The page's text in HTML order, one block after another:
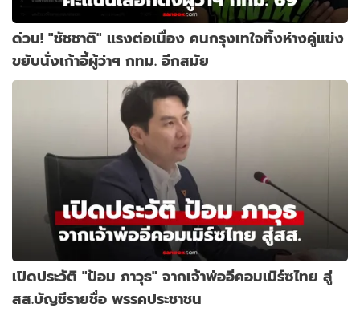
ด่วน! "ชัชชาติ" แรงต่อเนื่อง คนกรุงเทใจทิ้งห่างคู่แข่ง
ขยับนั่งเก้าอี้ผู้ว่าฯ กทม. อีกสมัย
เปิดประวัติ "ป้อม ภาวุธ" จากเจ้าพ่ออีคอมเมิร์ซไทย สู่
สส.บัญชีรายชื่อ พรรคประชาชน